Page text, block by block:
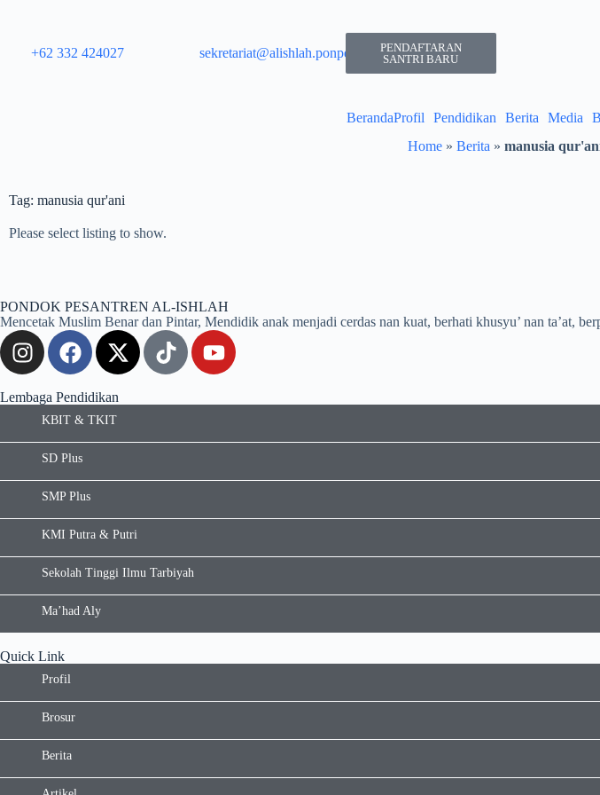
+62 332 424027​ sekretariat@alishlah.ponpes.id​
PENDAFTARAN
SANTRI BARU
BerandaProfil Pendidikan Berita Media
Home » Berita » manusia
Tag: manusia qur'ani
Please select listing to show.
PONDOK PESANTREN AL-ISHLAH
Mencetak Muslim Benar dan Pintar, Mendidik anak menjadi cerdas nan kuat, berhati khusyu’ nan ta’at,
Lembaga Pendidikan
KBIT & TKIT
SD Plus
SMP Plus
KMI Putra & Putri
Sekolah Tinggi Ilmu Tarbiyah
Ma’had Aly
Quick Link
Profil
Brosur
Berita